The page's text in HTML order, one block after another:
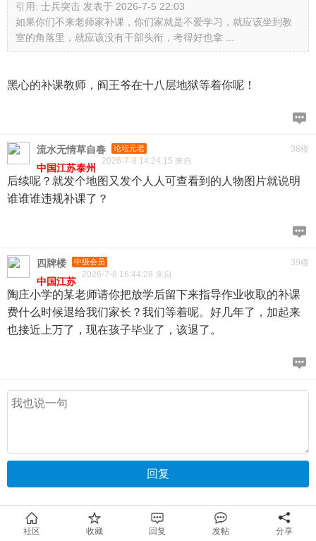
引用: 士兵突击 发表于 2026-7-5 22:03
如果你们不来老师家补课，你们家就是不爱学习，就应该坐到教
室的角落里，就应该没有干部头衔，考得好也拿 ...
黑心的补课教师，阎王爷在十八层地狱等着你呢！
38楼
流水无情草自春 论坛元老
2026-7-8 14:24:15 来自
中国江苏泰州
后续呢？就发个地图又发个人人可查看到的人物图片就说明
谁谁谁违规补课了？
39楼
四牌楼 中级会员
2026-7-8 16:44:28 来自
中国江苏
陶庄小学的某老师请你把放学后留下来指导作业收取的补课
费什么时候退给我们家长？我们等着呢。好几年了，加起来
也接近上万了，现在孩子毕业了，该退了。
社区 收藏 回复 发帖 分享